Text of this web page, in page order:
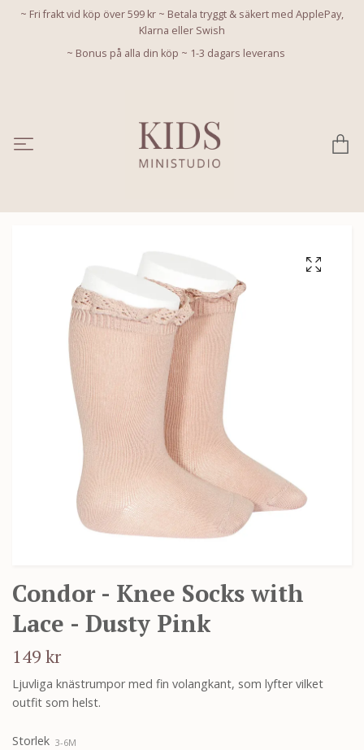
~ Fri frakt vid köp över 599 kr ~ Betala tryggt & säkert med ApplePay,
Klarna eller Swish
~ Bonus på alla din köp ~ 1-3 dagars leverans
Condor - Knee Socks with
Lace - Dusty Pink
149 kr
Ljuvliga knästrumpor med fin volangkant, som lyfter vilket
outfit som helst.
Storlek 3-6M